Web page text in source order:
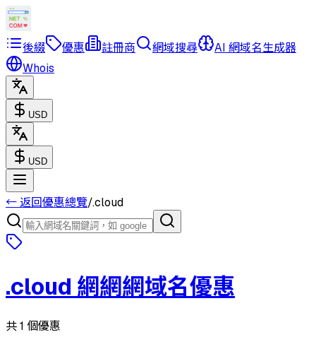
後綴 優惠 註冊商 網域搜尋
AI 網域名生成器
Whois
USD
USD
← 返回優惠總覽/.cloud
.cloud 網網網域名優惠
共 1 個優惠